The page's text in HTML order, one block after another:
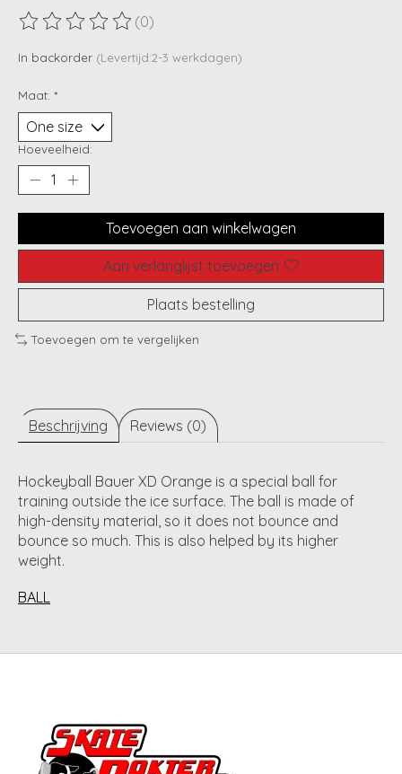
De beoordeling van dit product is
(0)
In backorder (Levertijd:2-3 werkdagen)
Maat: *
Hoeveelheid:
Toevoegen aan winkelwagen
Aan verlanglijst toevoegen
Plaats bestelling
Toevoegen om te vergelijken
Beschrijving Reviews (0)
Hockeyball Bauer XD Orange is a special ball for
training outside the ice surface. The ball is made of
high-density material, so it does not bounce and
bounce so much. This is also helped by its higher
weight.
BALL